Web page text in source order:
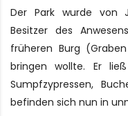
Der Park wurde von
Besitzer des
früheren Burg
bringen wollte. Er
Sumpfzypressen,
befinden sich nun in